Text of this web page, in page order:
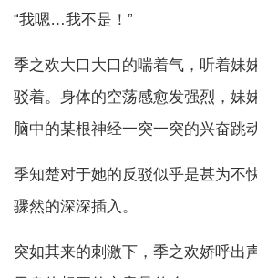
“我嗯…我不是！”
季之欢大口大口的喘着气，听着妹
驳着。身体的空荡感愈发强烈，妹
脑中的某根神经一突一突的兴奋跳
季知楚对于她的反驳似乎是甚为不
骤然的深深插入。
突如其来的刺激下，季之欢娇呼出